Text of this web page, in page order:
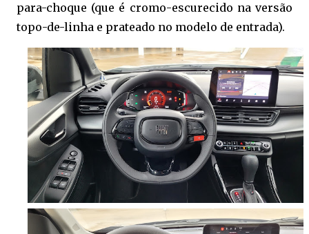
para-choque (que é cromo-escurecido na versão
topo-de-linha e prateado no modelo de entrada).